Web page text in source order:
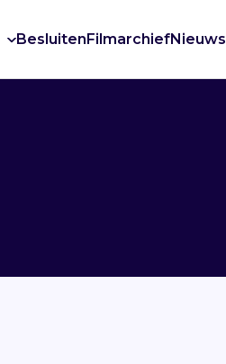
BesluitenFilmarchiefNieuws